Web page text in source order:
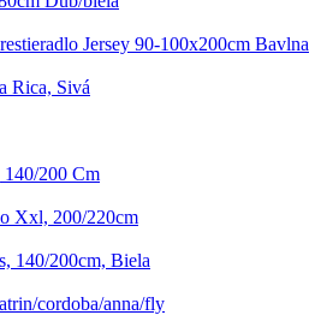
Jersey 90-100x200cm Bavlna
Rica, Sivá
200 Cm
Xxl, 200/220cm
140/200cm, Biela
cordoba/anna/fly